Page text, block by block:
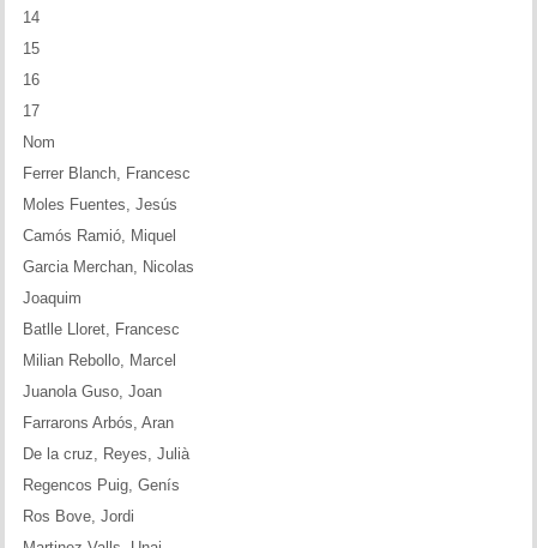
Teoria i problemes
Tàctica
Altres tornejos
14
15
16
17
Nom
Ferrer Blanch, Francesc
Moles Fuentes, Jesús
Camós Ramió, Miquel
Garcia Merchan, Nicolas
Joaquim
Batlle Lloret, Francesc
Milian Rebollo, Marcel
Juanola Guso, Joan
Farrarons Arbós, Aran
De la cruz, Reyes, Julià
Regencos Puig, Genís
Ros Bove, Jordi